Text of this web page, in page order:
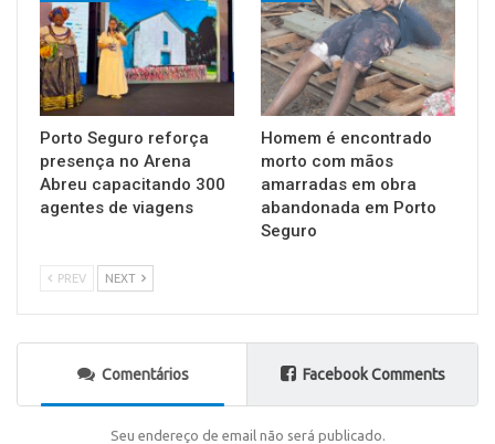
Porto Seguro reforça
presença no Arena
Abreu capacitando 300
agentes de viagens
Homem é encontrado
morto com mãos
amarradas em obra
abandonada em Porto
Seguro
PREV NEXT
Comentários Facebook Comments
Seu endereço de email não será publicado.